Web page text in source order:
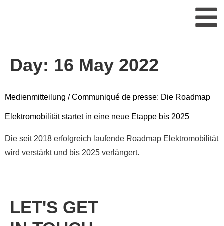
Day: 16 May 2022
Medienmitteilung / Communiqué de presse: Die Roadmap
Elektromobilität startet in eine neue Etappe bis 2025
Die seit 2018 erfolgreich laufende Roadmap Elektromobilität
wird verstärkt und bis 2025 verlängert.
LET'S GET